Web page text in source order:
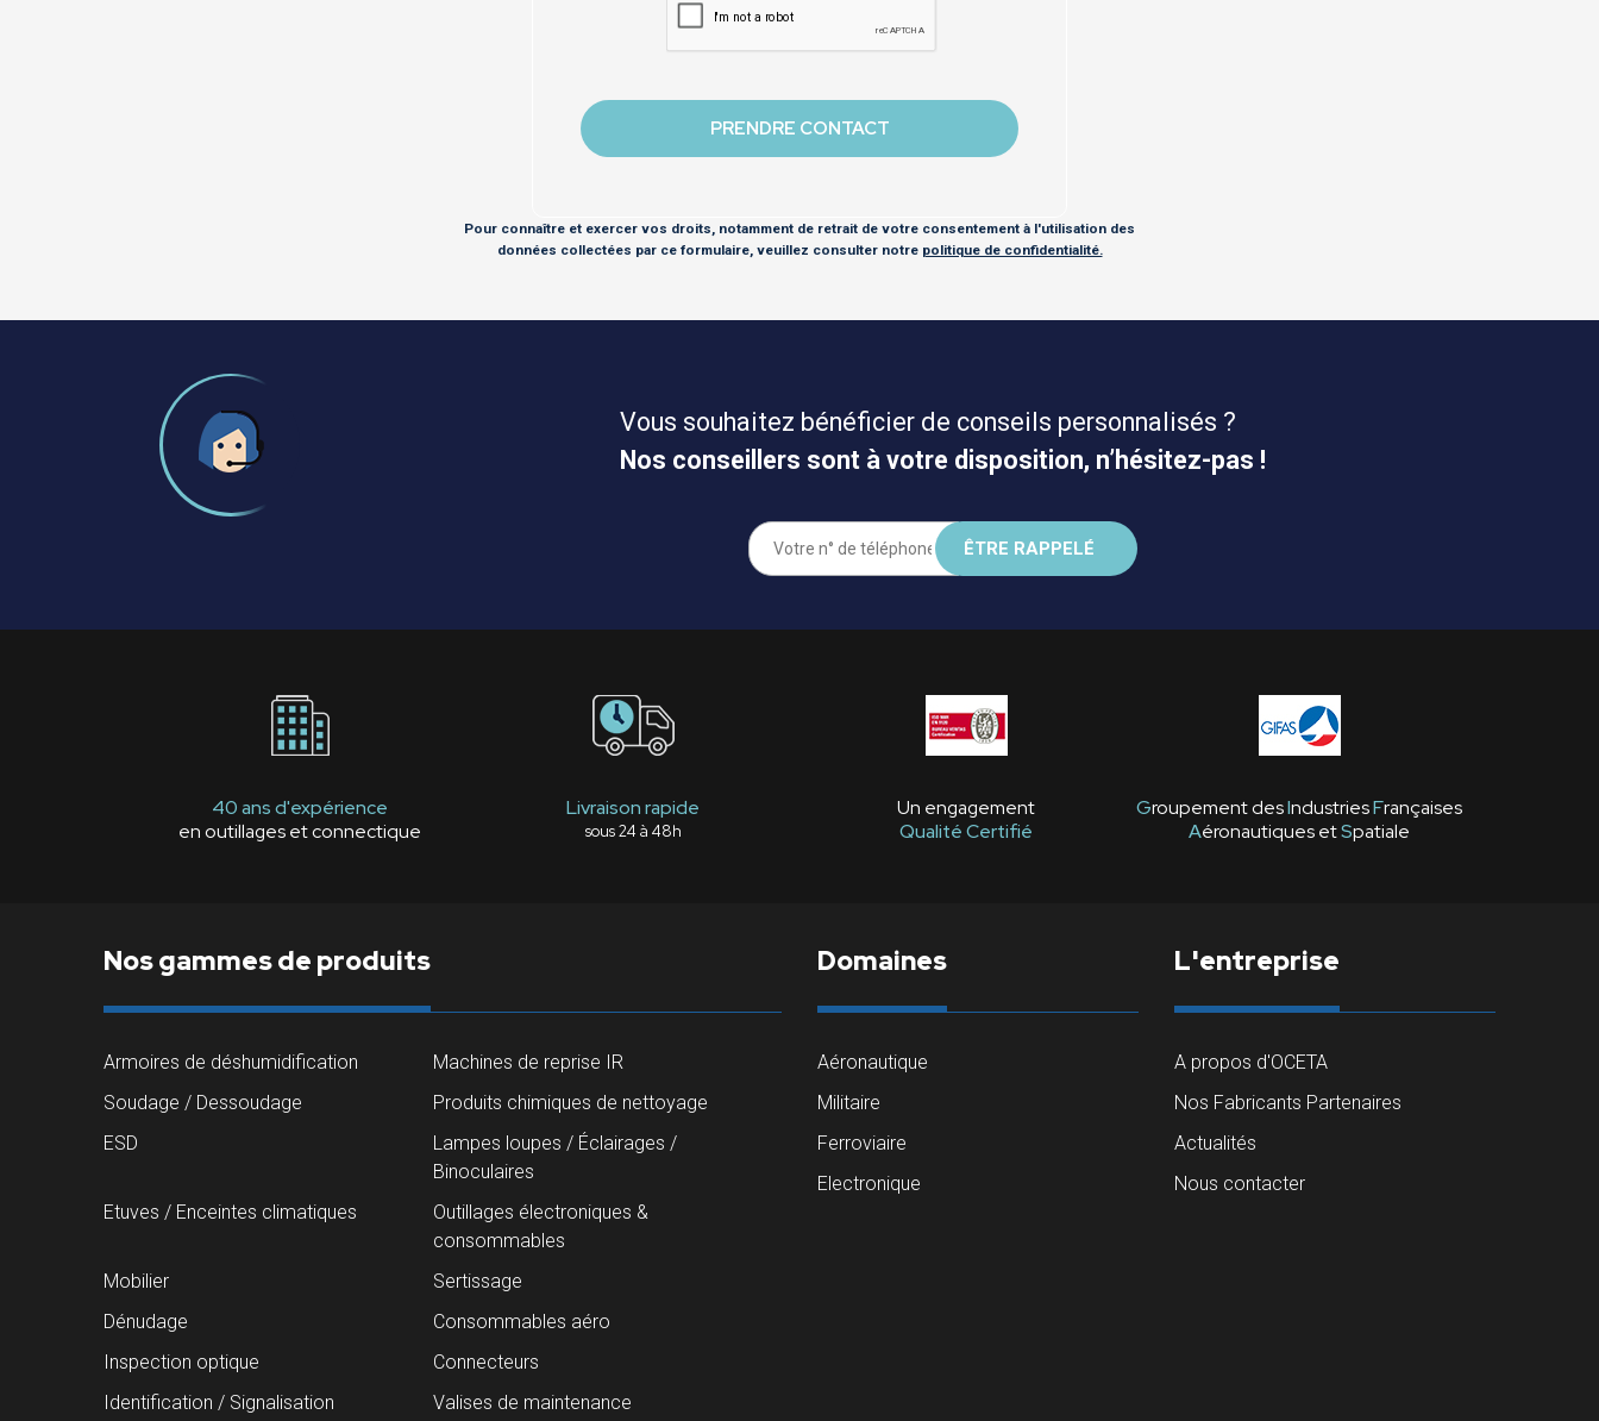
Pour connaître et exercer vos droits, notamment de retrait de votre consentement à l'utilisation des
données collectées par ce formulaire, veuillez consulter notre politique de confidentialité.
Vous souhaitez bénéficier de conseils personnalisés ?
Nos conseillers sont à votre disposition, n’hésitez-pas !
40 ans d'expérience
en outillages et connectique
Livraison rapide
sous 24 à 48h
Un engagement
Qualité Certifié
Groupement desIndustriesFrançaises
Aéronautiques etSpatiale
Nos gammes de produits
Armoires de déshumidification
Machines de reprise IR
Soudage / Dessoudage
Produits chimiques de nettoyage
ESD
Lampes loupes / Éclairages /
Binoculaires
Etuves / Enceintes climatiques
Outillages électroniques &
consommables
Mobilier
Sertissage
Dénudage
Consommables aéro
Inspection optique
Connecteurs
Identification / Signalisation
Valises de maintenance
Domaines
Aéronautique
Militaire
Ferroviaire
Electronique
L'entreprise
A propos d'OCETA
Nos Fabricants Partenaires
Actualités
Nous contacter